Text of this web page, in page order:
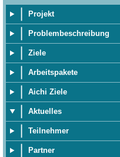
Projekt
Problembeschreibung
Ziele
Arbeitspakete
Aichi Ziele
Aktuelles
Teilnehmer
Partner